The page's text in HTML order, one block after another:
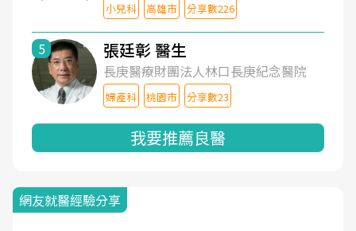
小兒科 高雄市 分享數226
5 張廷彰 醫生
長庚醫療財團法人林口長庚紀念醫院
婦產科 桃園市 分享數23
我要推薦良醫
網友就醫經驗分享